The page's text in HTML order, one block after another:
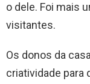
o dele. Foi mais
visitantes.
Os donos da
criatividade para